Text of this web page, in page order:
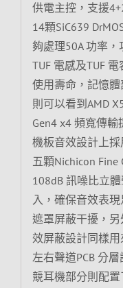
供電主控，支援
14顆SiC639
夠處理50A 功率
TUF 電感及TUF
使用壽命，記憶
則可以看到AMD
Gen4 x4 頻寬傳
機板音效設計上採
五顆Nichicon
108dB 訊噪比立
入，確保音效表
遮罩屏蔽干擾，
效屏蔽設計同樣
左右聲道PCB 分
競耳機部分則配